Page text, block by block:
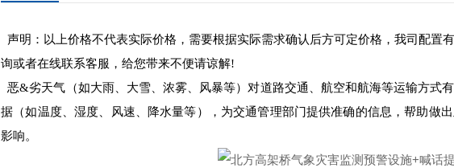
声明：以上价格不代表实际价格，需要根据实际需求确认后方可定价格，我司配置
询或者在线联系客服，给您带来不便请谅解!
恶&劣天气（如大雨、大雪、浓雾、风暴等）对道路交通、航空和航海等运输方式
据（如温度、湿度、风速、降水量等），为交通管理部门提供准确的信息，帮助做
影响。